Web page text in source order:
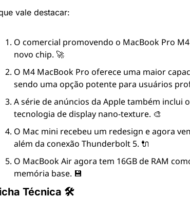
vale destacar:
O comercial promovendo o MacBook Pro
novo chip. 🚀
O M4 MacBook Pro oferece uma maior
sendo uma opção potente para usuários
A série de anúncios da Apple também inclui
tecnologia de display nano-texture. 🎨
O Mac mini recebeu um redesign e agora
além da conexão Thunderbolt 5. 🔌
O MacBook Air agora tem 16GB de RAM
memória base. 💾
Técnica 🛠